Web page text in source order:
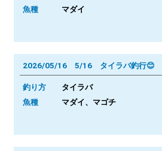
魚種 マダイ
2026/05/16 5/16 タイラバ釣行😊
釣り方 タイラバ
魚種 マダイ、マゴチ